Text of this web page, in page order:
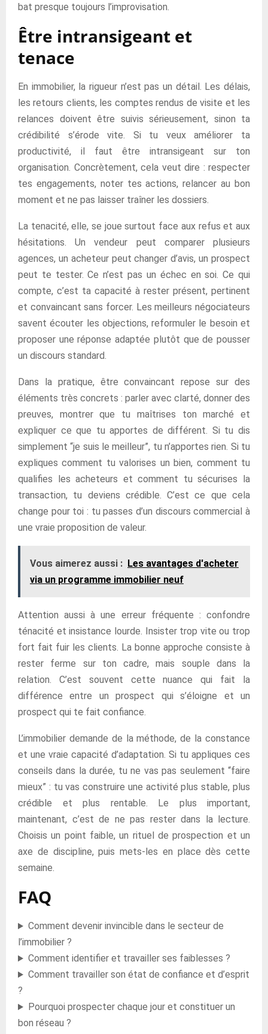
bat presque toujours l’improvisation.
Être intransigeant et
tenace
En immobilier, la rigueur n’est pas un détail. Les délais,
les retours clients, les comptes rendus de visite et les
relances doivent être suivis sérieusement, sinon ta
crédibilité s’érode vite. Si tu veux améliorer ta
productivité, il faut être intransigeant sur ton
organisation. Concrètement, cela veut dire : respecter
tes engagements, noter tes actions, relancer au bon
moment et ne pas laisser traîner les dossiers.
La tenacité, elle, se joue surtout face aux refus et aux
hésitations. Un vendeur peut comparer plusieurs
agences, un acheteur peut changer d’avis, un prospect
peut te tester. Ce n’est pas un échec en soi. Ce qui
compte, c’est ta capacité à rester présent, pertinent
et convaincant sans forcer. Les meilleurs négociateurs
savent écouter les objections, reformuler le besoin et
proposer une réponse adaptée plutôt que de pousser
un discours standard.
Dans la pratique, être convaincant repose sur des
éléments très concrets : parler avec clarté, donner des
preuves, montrer que tu maîtrises ton marché et
expliquer ce que tu apportes de différent. Si tu dis
simplement “je suis le meilleur”, tu n’apportes rien. Si tu
expliques comment tu valorises un bien, comment tu
qualifies les acheteurs et comment tu sécurises la
transaction, tu deviens crédible. C’est ce que cela
change pour toi : tu passes d’un discours commercial à
une vraie proposition de valeur.
Vous aimerez aussi : Les avantages d'acheter
via un programme immobilier neuf
Attention aussi à une erreur fréquente : confondre
ténacité et insistance lourde. Insister trop vite ou trop
fort fait fuir les clients. La bonne approche consiste à
rester ferme sur ton cadre, mais souple dans la
relation. C’est souvent cette nuance qui fait la
différence entre un prospect qui s’éloigne et un
prospect qui te fait confiance.
L’immobilier demande de la méthode, de la constance
et une vraie capacité d’adaptation. Si tu appliques ces
conseils dans la durée, tu ne vas pas seulement “faire
mieux” : tu vas construire une activité plus stable, plus
crédible et plus rentable. Le plus important,
maintenant, c’est de ne pas rester dans la lecture.
Choisis un point faible, un rituel de prospection et un
axe de discipline, puis mets-les en place dès cette
semaine.
FAQ
Comment devenir invincible dans le secteur de
l’immobilier ?
Comment identifier et travailler ses faiblesses ?
Comment travailler son état de confiance et d’esprit
?
Pourquoi prospecter chaque jour et constituer un
bon réseau ?